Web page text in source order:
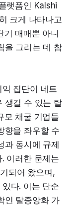
랫폼인 Kalshi
크게 나타나고
기 매매뿐 아니
을 그리는 데 참
집단이 네트
생길 수 있는 탈
모 채굴 기업들
향을 좌우할 수
과 동시에 규제
이러한 문제는
되어 왔으며,
다. 이는 단순
인 탈중앙화 가